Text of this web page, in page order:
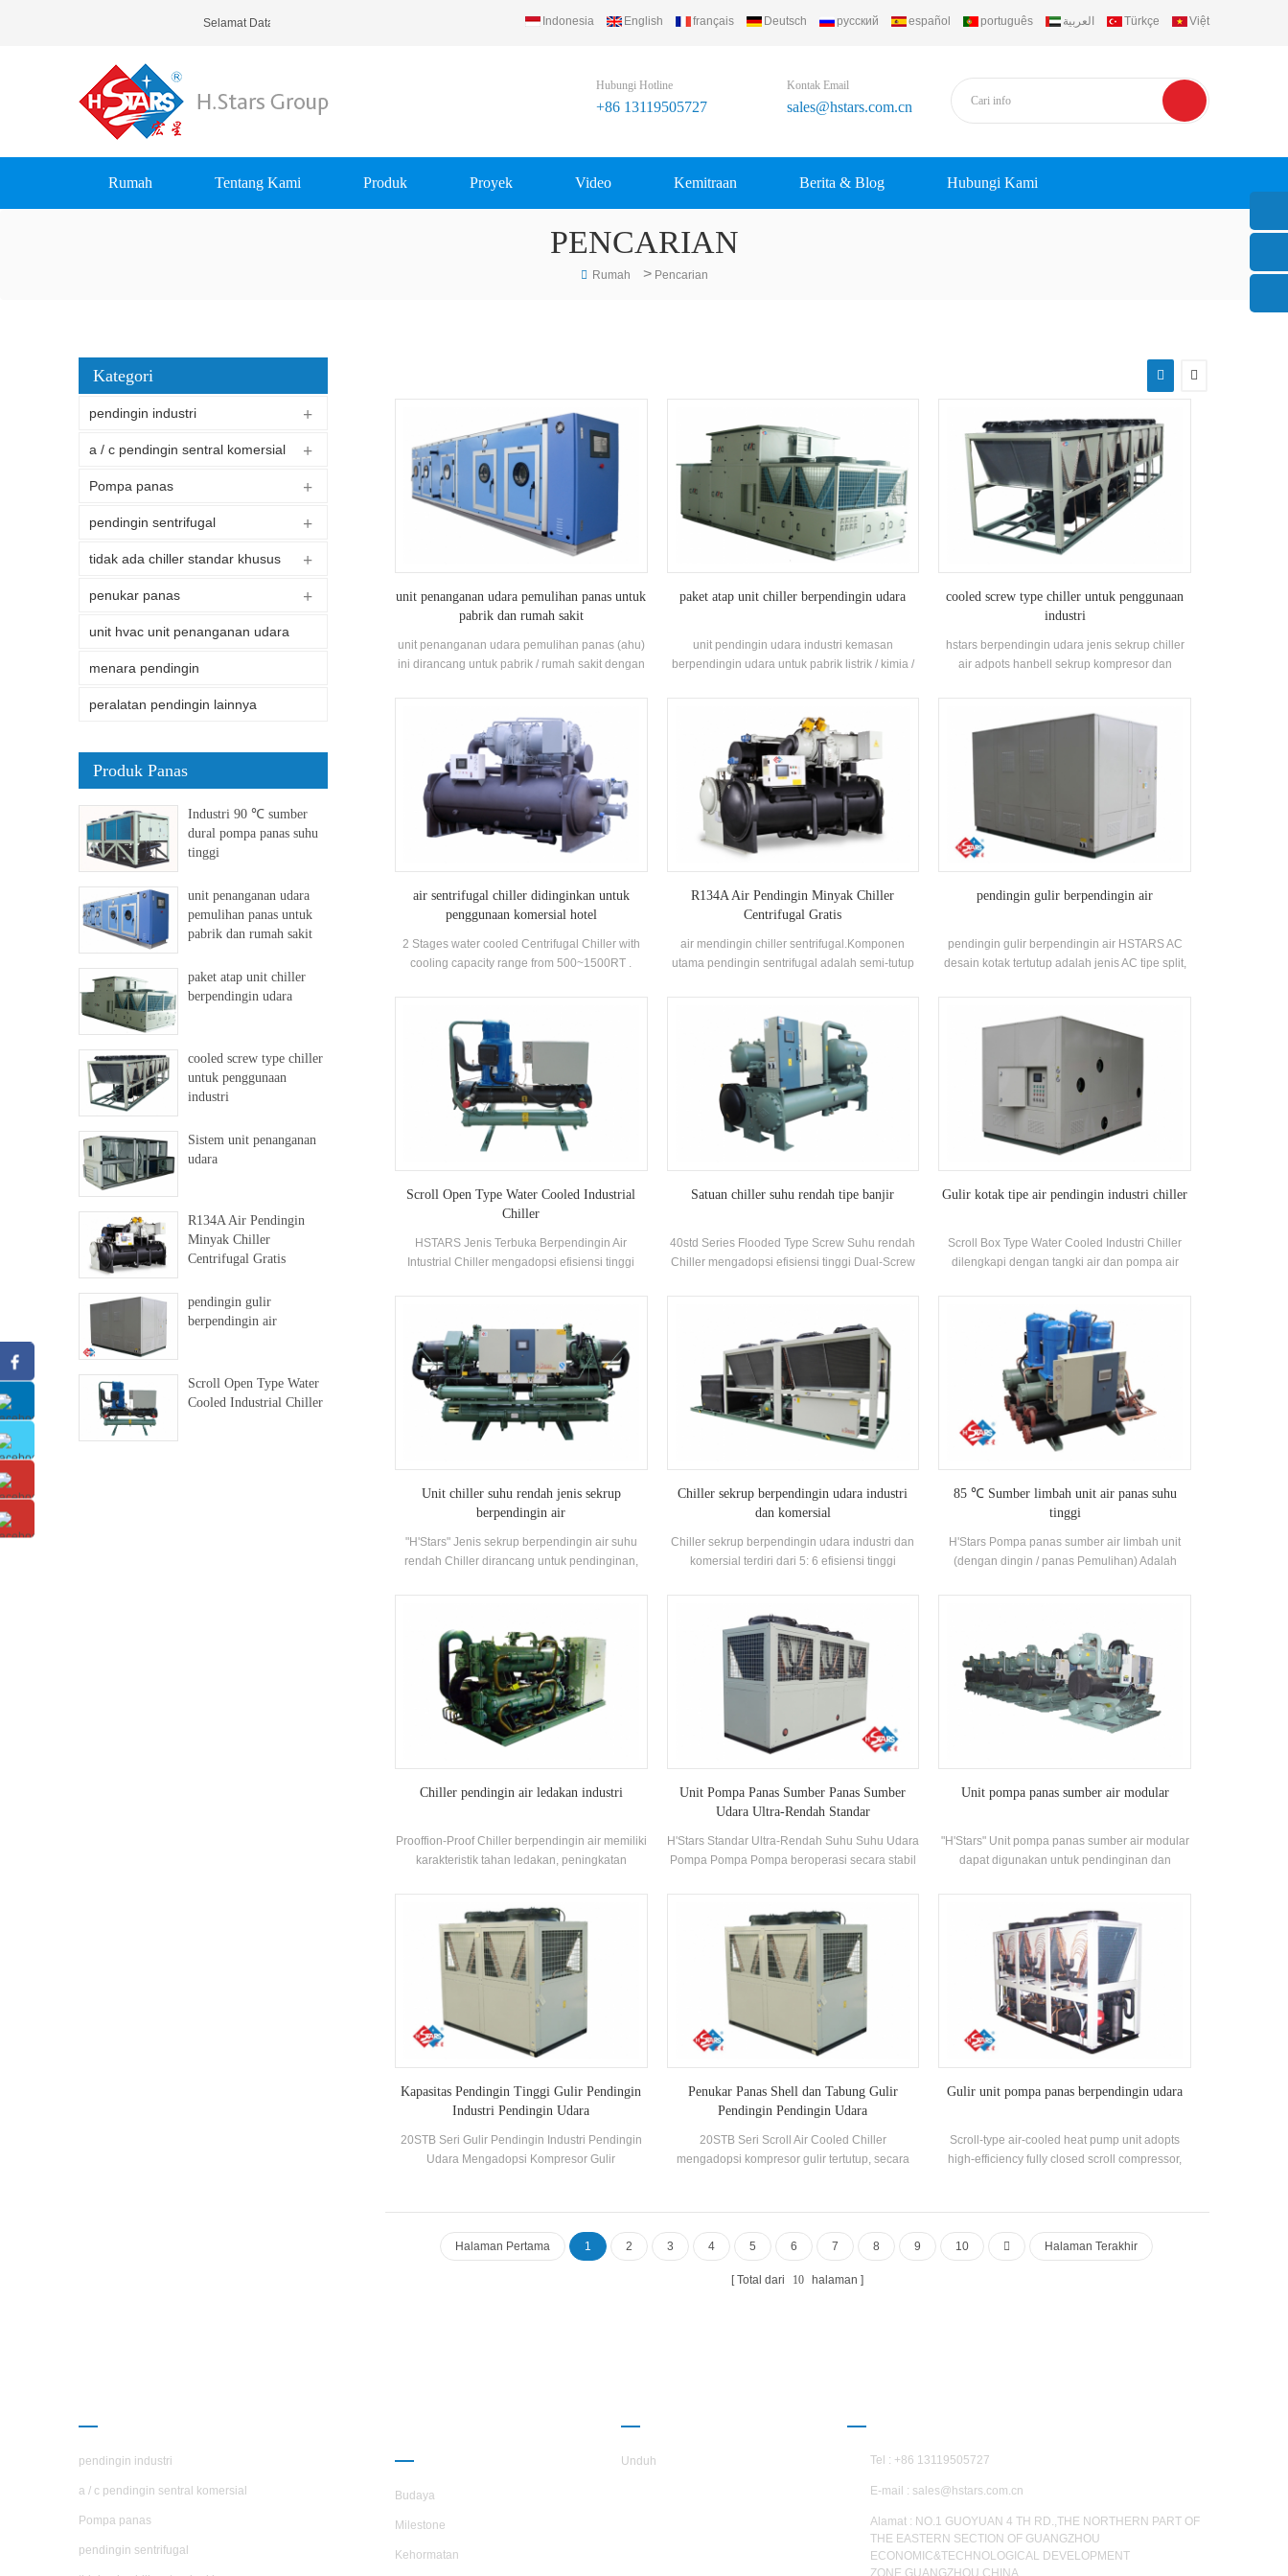
Selamat Datang Di H.Stars (Guangzhou) Refrigerating Equipment Group Ltd..
Indonesia English français Deutsch русский español português العربية Türkçe Việt
Hubungi Hotline
+86 13119505727
Kontak Email
sales@hstars.com.cn
Rumah Tentang Kami Produk Proyek Video Kemitraan Berita & Blog Hubungi Kami
PENCARIAN
Rumah > Pencarian
unit penanganan udara pemulihan panas untuk
pabrik dan rumah sakit
unit penanganan udara pemulihan panas (ahu)
ini dirancang untuk pabrik / rumah sakit dengan
dehumidifying dan pemurni udara.
paket atap unit chiller berpendingin udara
unit pendingin udara industri kemasan
berpendingin udara untuk pabrik listrik / kimia /
industri farmasi, industri elektronik, industri
otomotif, percetakan dan industri makanan,
bangunan komersial, perawatan voc dan
perlindungan lingkungan, kualitas udara dalam
ruangan, ventilasi laut
cooled screw type chiller untuk penggunaan
industri
hstars berpendingin udara jenis sekrup chiller
air adpots hanbell sekrup kompresor dan
penggunaan inustry. kualitas tinggi dengan
pengoperasian yang mudah.
air sentrifugal chiller didinginkan untuk
penggunaan komersial hotel
2 Stages water cooled Centrifugal Chiller with
cooling capacity range from 500~1500RT .
performing, so future-proof that once it’s
installed, you may never have to think about it
again. Low maintance cost.
R134A Air Pendingin Minyak Chiller
Centrifugal Gratis
air mendingin chiller sentrifugal.Komponen
utama pendingin sentrifugal adalah semi-tutup
(Jatuh-film) Evaporator, Sistem Resirkulasi
Cairan Refrigerant, Tipe Flash Economizers dan
Orifice Plat Throttling Perangkat. Aplikasi:
Terutama digunakan dalam sistem pendingin
udara sentral dan pendinginan proses industri
pendingin gulir berpendingin air
pendingin gulir berpendingin air HSTARS AC
desain kotak tertutup adalah jenis AC tipe split,
kantor. Kabinet AC memiliki keunggulan daya
tinggi dan angin kencang daya. Unit ini memiliki
8 spesifikasi standar dan inlet air pendingin
suhu. Rentang 21-35 °C. Merek: HSTARS
pendinginKapasitas Kisaran: 25.7kw ~ 147.7kw
Aplikasi: Pabrik, restoran, pusat perbelanjaan,
kantor dan AC lainnya sistem.
Scroll Open Type Water Cooled Industrial
Chiller
HSTARS Jenis Terbuka Berpendingin Air
Intustrial Chiller mengadopsi efisiensi tinggi
dilengkapi dengan kondensor pendingin yang
sangat baik dan evaporator
Satuan chiller suhu rendah tipe banjir
40std Series Flooded Type Screw Suhu rendah
Chiller mengadopsi efisiensi tinggi Dual-Screw
danDiproduksi Efisiensi Tinggi Evaporator Jenis
Panas dapat dikonfigurasi berdasarkan Thermal
Pelanggan Kebutuhan. Unit ini memiliki 39
standar Spesifikasi.
Gulir kotak tipe air pendingin industri chiller
Scroll Box Type Water Cooled Industri Chiller
dilengkapi dengan tangki air dan pompa air
pendinginan, dengan kompresor merek terkenal
dan kontrol elektronik Komponen. Itu dilengkapi
dengan efisiensi tinggi Shell-and-Tube
kondensor dan evaporator.
Unit chiller suhu rendah jenis sekrup
berpendingin air
"H'Stars" Jenis sekrup berpendingin air suhu
rendah Chiller dirancang untuk pendinginan,
membutuhkan rangkaian lengkap model untuk
dan suhu yang berbeda Persyaratan. Merek:
H'Stars
Chiller sekrup berpendingin udara industri
dan komersial
Chiller sekrup berpendingin udara industri dan
komersial terdiri dari 5: 6 efisiensi tinggi
dan evaporator, dan dilengkapi dengan nama
merek Kontrol Listrik Komponen, yang dapat
digunakan secara luas di berbagai industri
85 ℃ Sumber limbah unit air panas suhu
tinggi
H'Stars Pompa panas sumber air limbah unit
(dengan dingin / panas Pemulihan) Adalah
diproduksi untuk pemandian, kolam air panas,
mengekstraksi panas dari limbah domestik,
menghemat energi dan melindungi
lingkungan.energy Menyimpan adalah 30% ~
50% Dibandingkan dengan metode pemanasan
konvensional, yang dapat sangat mengurangi
operasi biaya.
Chiller pendingin air ledakan industri
Prooffion-Proof Chiller berpendingin air memiliki
karakteristik tahan ledakan, peningkatan
memicu, pot dan kedap udara, dll., Yang cocok
untukLingkungan ruang dalam ruangan yang
tertutup sendiri dengan campuran gas yang
meledak di udara.
Unit Pompa Panas Sumber Panas Sumber
Udara Ultra-Rendah Standar
H'Stars Standar Ultra-Rendah Suhu Suhu Udara
Pompa Pompa Pompa beroperasi secara stabil
udara sebagai sumber panas, tidak ada polutan
yang dibuang, dan 55 ° C Air panas disiapkan
untuk memenuhi permintaan air panas antara
35-55 ° C. fungsi pemanasan, cocok untuk
pasokan udara langsung atau radiasi lantai
Unit pompa panas sumber air modular
"H'Stars" Unit pompa panas sumber air modular
dapat digunakan untuk pendinginan dan
Sistem dapat menggantikan sistem boiler dan
AC asli Sistem; Kapasitas pendinginan sudah
cukup, efisiensi tinggi, pembersihan dan
pemeliharaannya mudah, dan peringkat
efisiensi energi adalah 5-1. level.
Kapasitas Pendingin Tinggi Gulir Pendingin
Industri Pendingin Udara
20STB Seri Gulir Pendingin Industri Pendingin
Udara Mengadopsi Kompresor Gulir
menggunakan R22, R407C Refrigeran, efisiensi
energi kelas hingga 2 level
Penukar Panas Shell dan Tabung Gulir
Pendingin Pendingin Udara
20STB Seri Scroll Air Cooled Chiller
mengadopsi kompresor gulir tertutup, secara
Penukar panas dan penukar panas koil,
mengadopsi R22 dan R407C refrigeran
Gulir unit pompa panas berpendingin udara
Scroll-type air-cooled heat pump unit adopts
high-efficiency fully closed scroll compressor,
coil heat exchanger, using R22, R134a, R407c
refrigerant
Halaman Pertama 1 2 3 4 5 6 7 8 9 10 Halaman Terakhir
Total dari 10 halaman
Kategori
pendingin industri
a / c pendingin sentral komersial
Pompa panas
pendingin sentrifugal
tidak ada chiller standar khusus
penukar panas
unit hvac unit penanganan udara
menara pendingin
peralatan pendingin lainnya
Produk Panas
Industri 90 ℃ sumber
dural pompa panas suhu
tinggi
unit penanganan udara
pemulihan panas untuk
pabrik dan rumah sakit
paket atap unit chiller
berpendingin udara
cooled screw type chiller
untuk penggunaan
industri
Sistem unit penanganan
udara
R134A Air Pendingin
Minyak Chiller
Centrifugal Gratis
pendingin gulir
berpendingin air
Scroll Open Type Water
Cooled Industrial Chiller
pendingin industri
a / c pendingin sentral komersial
Pompa panas
pendingin sentrifugal
Budaya
Milestone
Kehormatan
Unduh Tel : +86 13119505727
E-mail : sales@hstars.com.cn
Alamat : NO.1 GUOYUAN 4 TH RD.,THE NORTHERN PART OF
THE EASTERN SECTION OF GUANGZHOU
ECONOMIC&TECHNOLOGICAL DEVELOPMENT
ZONE,GUANGZHOU,CHINA